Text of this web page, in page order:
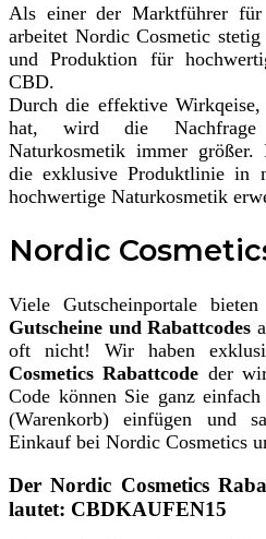
Als einer der Marktführer
arbeitet Nordic Cosmetic
und Produktion für
CBD.
Durch die effektive
hat, wird die Nachfrage
Naturkosmetik immer größer.
die exklusive Produktlinie in
hochwertige Naturkosmetik
Nordic
Viele Gutscheinportale
Gutscheine und Rabattcodes
oft nicht! Wir haben
Cosmetics Rabattcode der
Code können Sie ganz
(Warenkorb) einfügen und
Einkauf bei Nordic Cosmetics
Der Nordic Cosmetics
lautet: CBDKAUFEN15